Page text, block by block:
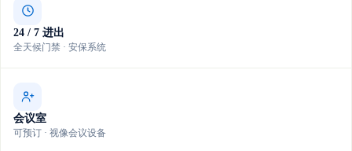
24 / 7 进出
全天候门禁 · 安保系统
会议室
可预订 · 视像会议设备